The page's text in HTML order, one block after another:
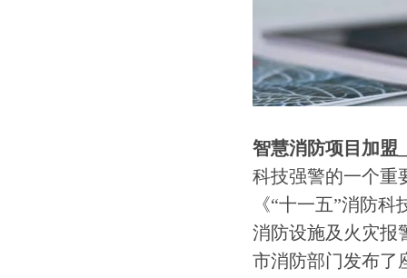
智慧消防项目加盟
科技强警的一个重
《“十一五”消防
消防设施及火灾报
市消防部门发布了